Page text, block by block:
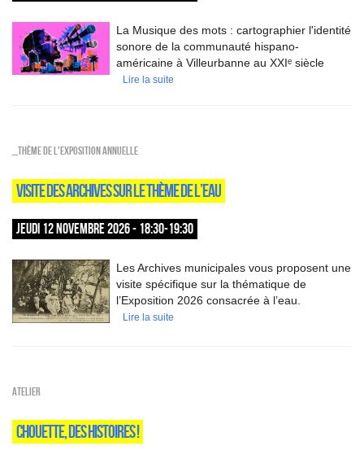
La Musique des mots : cartographier l'identité
sonore de la communauté hispano-
américaine à Villeurbanne au XXIᵉ siècle
Lire la suite
_Thème de l'exposition annuelle
VISITE DES ARCHIVES SUR LE THÈME DE L’EAU
JEUDI 12 NOVEMBRE 2026 - 18:30-19:30
Les Archives municipales vous proposent une
visite spécifique sur la thématique de
l’Exposition 2026 consacrée à l’eau.
Lire la suite
Atelier
CHOUETTE, DES HISTOIRES !